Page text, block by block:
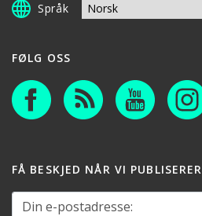
Språk
FØLG OSS
FÅ BESKJED NÅR VI PUBLISERER
Din e-postadresse: